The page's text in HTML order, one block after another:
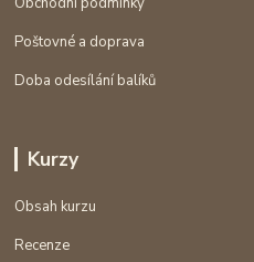
Poštovné a doprava
Doba odesílání balíků
Kurzy
Obsah kurzu
Recenze